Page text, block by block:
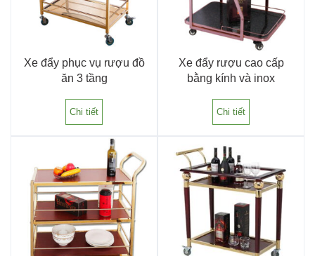
Xe đẩy phục vụ rượu đồ
ăn 3 tầng
Chi tiết
Xe đẩy rượu cao cấp
bằng kính và inox
Chi tiết